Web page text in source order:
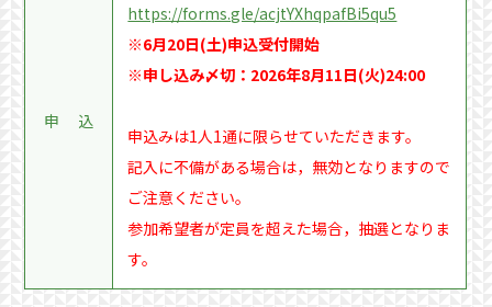
申 込
https://forms.gle/acjtYXhqpafBi5qu5
※6月20日(土)申込受付開始
※申し込み〆切：2026年8月11日(火)24:00
申込みは1人1通に限らせていただきます。
記入に不備がある場合は，無効となりますので
ご注意ください。
参加希望者が定員を超えた場合，抽選となりま
す。